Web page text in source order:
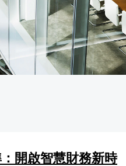
開啟智慧財務新時